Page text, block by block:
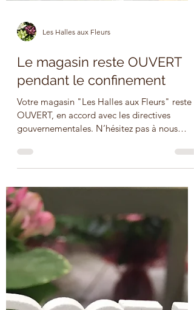
Les Halles aux Fleurs
Le magasin reste OUVERT
pendant le confinement
Votre magasin "Les Halles aux Fleurs" reste
OUVERT, en accord avec les directives
rendre visite !...